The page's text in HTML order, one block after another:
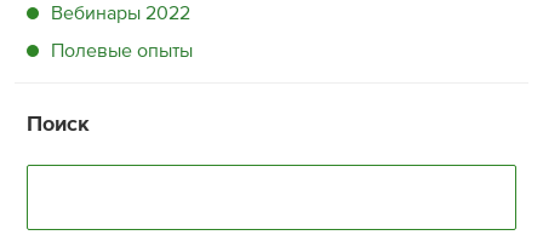
Вебинары 2022
Полевые опыты
Поиск